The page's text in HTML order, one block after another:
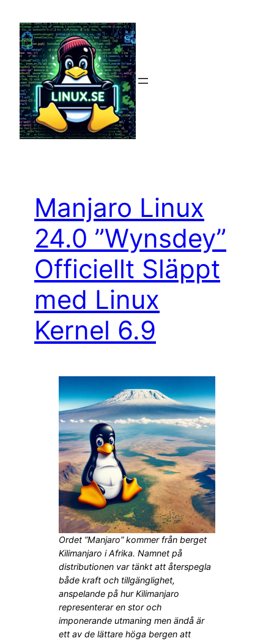
innehåll
Manjaro Linux
24.0 ”Wynsdey”
Officiellt Släppt
med Linux
Kernel 6.9
Ordet ”Manjaro” kommer från berget
Kilimanjaro i Afrika. Namnet på
distributionen var tänkt att återspegla
både kraft och tillgänglighet,
anspelande på hur Kilimanjaro
representerar en stor och
imponerande utmaning men ändå är
ett av de lättare höga bergen att